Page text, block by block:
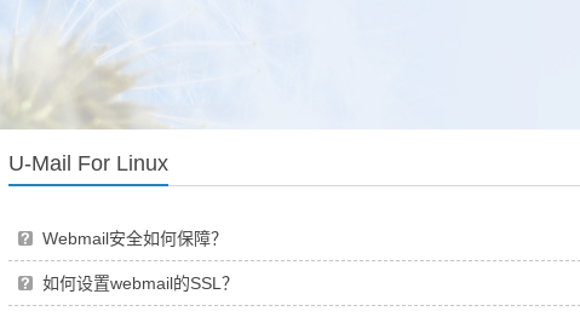
U-Mail For Linux
Webmail安全如何保障？
如何设置webmail的SSL？